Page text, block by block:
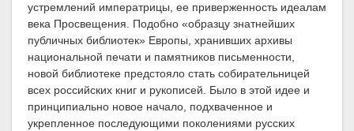
устремлений императрицы, ее приверженность идеалам
века Просвещения. Подобно «образцу знатнейших
публичных библиотек» Европы, хранивших архивы
национальной печати и памятников письменности,
новой библиотеке предстояло стать собирательницей
всех российских книг и рукописей. Было в этой идее и
принципиально новое начало, подхваченное и
укрепленное последующими поколениями русских